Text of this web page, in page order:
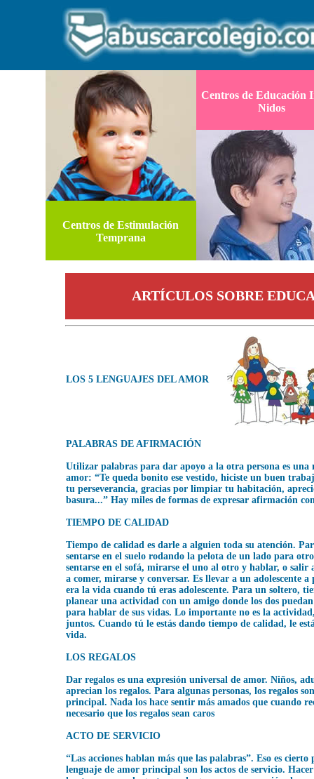
Centros de Educación
Nidos
Centros de Estimulación
Temprana
ARTÍCULOS SOBRE
LOS 5 LENGUAJES DEL AMOR
PALABRAS DE AFIRMACIÓN
Utilizar palabras para dar apoyo a la otra persona es una
amor: “Te queda bonito ese vestido, hiciste un buen
tu perseverancia, gracias por limpiar tu habitación,
basura...” Hay miles de formas de expresar afirmación
TIEMPO DE CALIDAD
Tiempo de calidad es darle a alguien toda su atención.
sentarse en el suelo rodando la pelota de un lado para
sentarse en el sofá, mirarse el uno al otro y hablar, o salir
a comer, mirarse y conversar. Es llevar a un adolescente a
era la vida cuando tú eras adolescente. Para un soltero,
planear una actividad con un amigo donde los dos
para hablar de sus vidas. Lo importante no es la
juntos. Cuando tú le estás dando tiempo de calidad, le
vida.
LOS REGALOS
Dar regalos es una expresión universal de amor. Niños,
aprecian los regalos. Para algunas personas, los regalos
principal. Nada los hace sentir más amados que cuando
necesario que los regalos sean caros
ACTO DE SERVICIO
“Las acciones hablan más que las palabras”. Eso es cierto
lenguaje de amor principal son los actos de servicio.